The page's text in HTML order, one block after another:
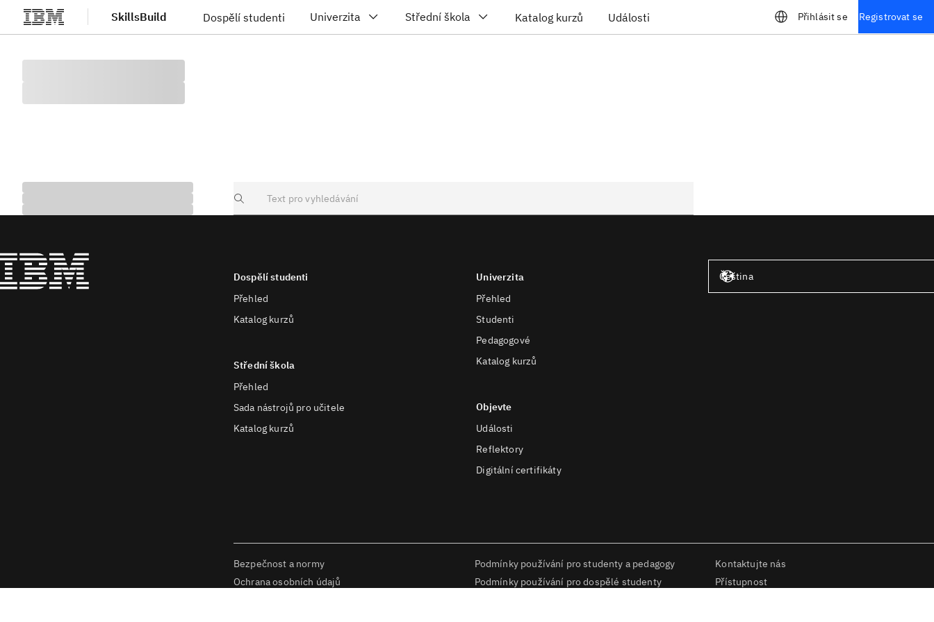
Přejít na hlavní obsah SkillsBuild Dospělí studenti Univerzita Střední škola Katalog kurzů Události Přihlásit se Registrovat se
Search
Dospělí studenti
Přehled
Katalog kurzů
Střední škola
Přehled
Sada nástrojů pro učitele
Katalog kurzů
Univerzita
Přehled
Studenti
Pedagogové
Katalog kurzů
Objevte
Události
Reflektory
Digitální certifikáty
Čeština
Bezpečnost a normy
Ochrana osobních údajů
Podmínky používání pro studenty a pedagogy
Podmínky používání pro dospělé studenty
Kontaktujte nás
Přístupnost